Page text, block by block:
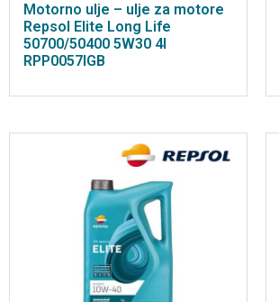
Motorno ulje – ulje za motore
Repsol Elite Long Life
50700/50400 5W30 4l
RPP0057IGB